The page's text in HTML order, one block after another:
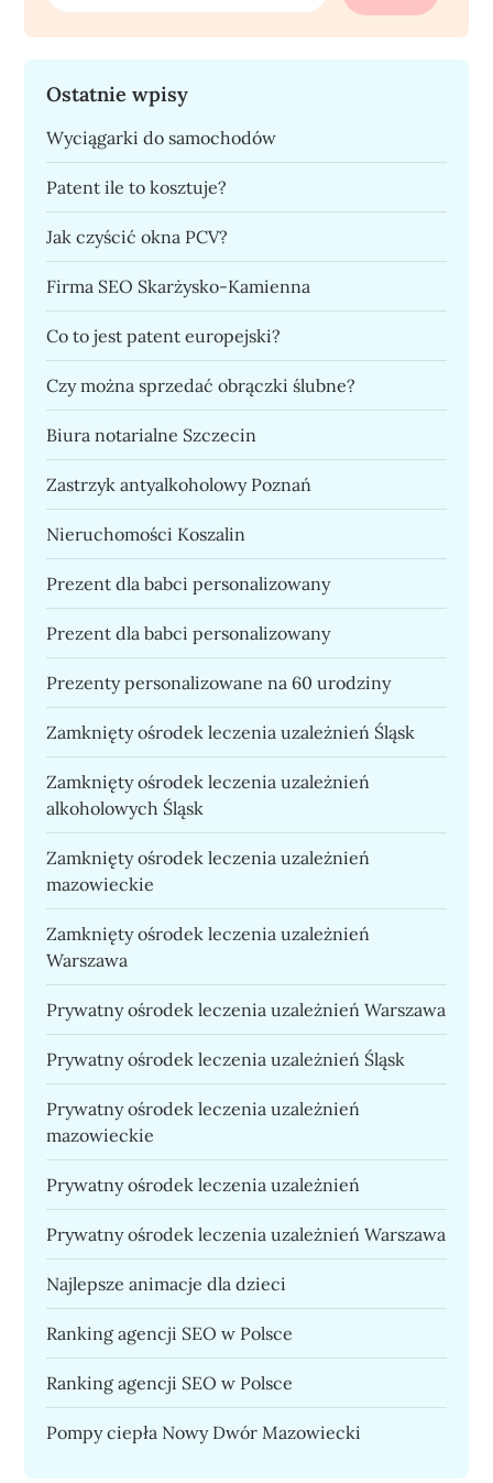
Ostatnie wpisy
Wyciągarki do samochodów
Patent ile to kosztuje?
Jak czyścić okna PCV?
Firma SEO Skarżysko-Kamienna
Co to jest patent europejski?
Czy można sprzedać obrączki ślubne?
Biura notarialne Szczecin
Zastrzyk antyalkoholowy Poznań
Nieruchomości Koszalin
Prezent dla babci personalizowany
Prezent dla babci personalizowany
Prezenty personalizowane na 60 urodziny
Zamknięty ośrodek leczenia uzależnień Śląsk
Zamknięty ośrodek leczenia uzależnień
alkoholowych Śląsk
Zamknięty ośrodek leczenia uzależnień
mazowieckie
Zamknięty ośrodek leczenia uzależnień
Warszawa
Prywatny ośrodek leczenia uzależnień Warszawa
Prywatny ośrodek leczenia uzależnień Śląsk
Prywatny ośrodek leczenia uzależnień
mazowieckie
Prywatny ośrodek leczenia uzależnień
Prywatny ośrodek leczenia uzależnień Warszawa
Najlepsze animacje dla dzieci
Ranking agencji SEO w Polsce
Ranking agencji SEO w Polsce
Pompy ciepła Nowy Dwór Mazowiecki